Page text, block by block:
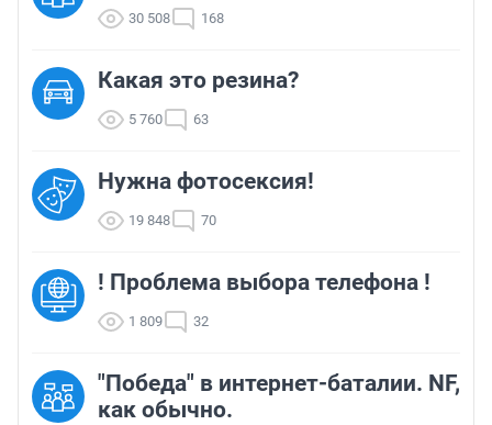
30 508 168
Какая это резина?
5 760 63
Нужна фотосексия!
19 848 70
! Проблема выбора телефона !
1 809 32
"Победа" в интернет-баталии. NF,
как обычно.